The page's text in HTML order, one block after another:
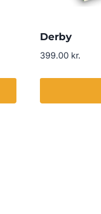
Derby
399.00 kr.